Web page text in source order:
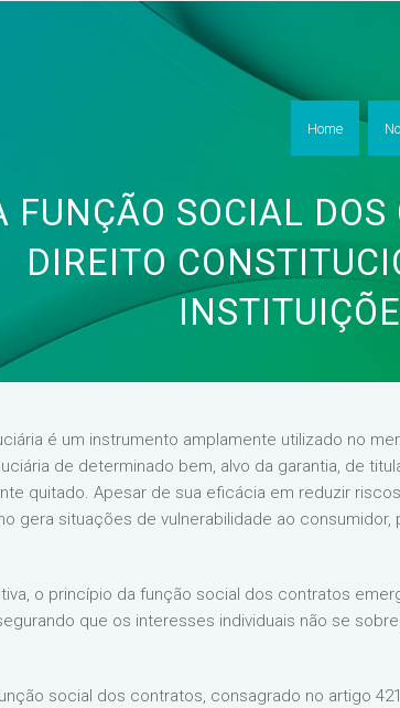
Home
FUNÇÃO SOCIAL
DIREITO
é um instrumento amplamente utilizado no
de determinado bem, alvo da garantia, de
quitado. Apesar de sua eficácia em reduzir
gera situações de vulnerabilidade ao
o princípio da função social dos contratos
que os interesses individuais não se
social dos contratos, consagrado no artigo